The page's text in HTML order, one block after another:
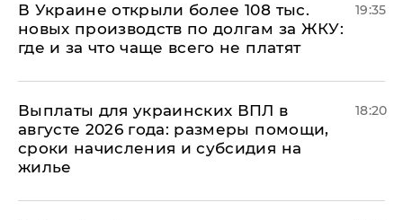
В Украине открыли более 108 тыс.
новых производств по долгам за ЖКУ:
где и за что чаще всего не платят
19:35
Выплаты для украинских ВПЛ в
августе 2026 года: размеры помощи,
сроки начисления и субсидия на
жилье
18:20